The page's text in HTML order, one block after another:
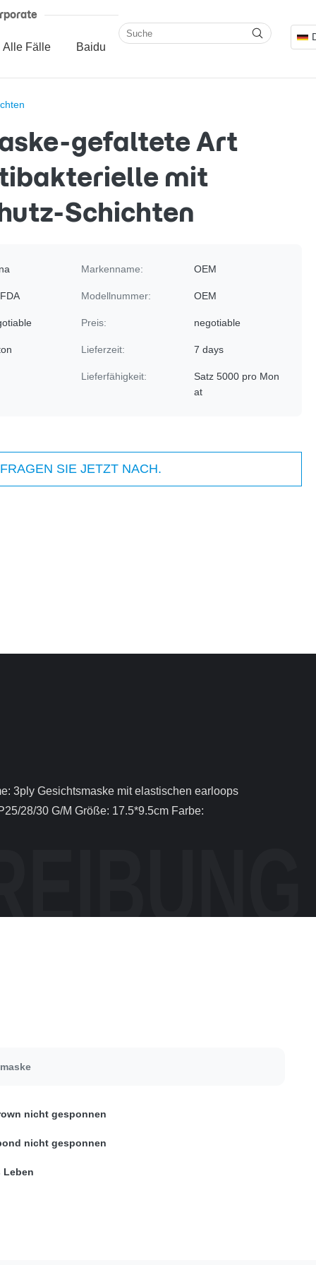
Alle Fälle Baidu
gefaltete Art
mit
Schichten
Markenname: OEM
Modellnummer: OEM
Preis: negotiable
Lieferzeit: 7 days
Lieferfähigkeit:
Satz 5000 pro Mon
at
FRAGEN SIE JETZT NACH.
28/30 G/M Größe: 17.5*9.5cm Farbe:
nicht gesponnen
nicht gesponnen
Leben